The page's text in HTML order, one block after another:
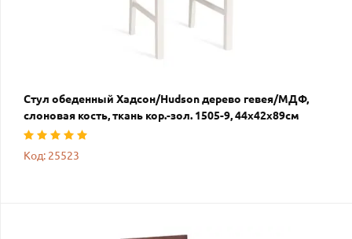
Стул обеденный Хадсон/Hudson дерево гевея/МДФ,
слоновая кость, ткань кор.-зол. 1505-9, 44х42х89см
Код: 25523